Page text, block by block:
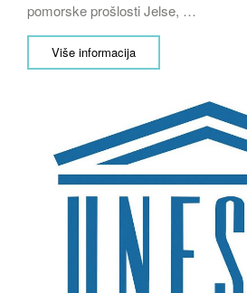
pomorske prošlosti Jelse, …
Više informacija